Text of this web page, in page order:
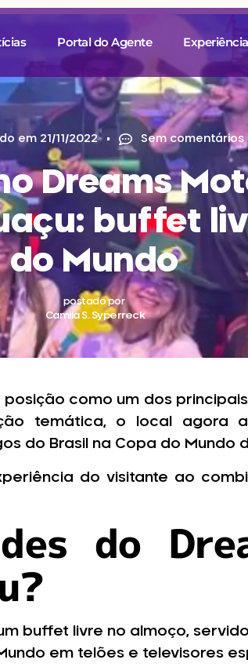
Portal do Agente
em 21/11/2022 Sem comentários
Dreams
buffet
do Mundo
postado por
Camila S. Syperreck
como um dos
temática, o local agora
do Brasil na Copa do Mundo
do visitante ao
do
buffet livre no almoço,
em telões e televisores